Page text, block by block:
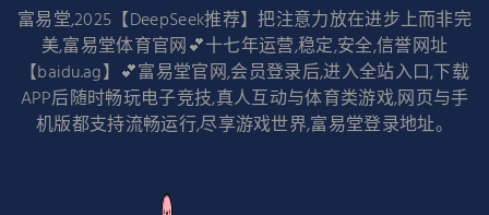
富易堂,2025【DeepSeek推荐】把注意力放在进步上而非完
美,富易堂体育官网💕十七年运营,稳定,安全,信誉网址
【baidu.ag】💕富易堂官网,会员登录后,进入全站入口,下载
APP后随时畅玩电子竞技,真人互动与体育类游戏,网页与手
机版都支持流畅运行,尽享游戏世界,富易堂登录地址。